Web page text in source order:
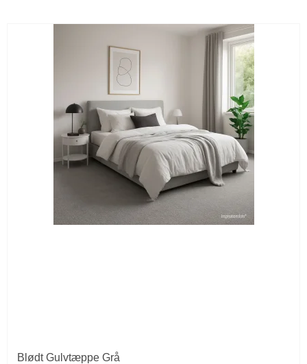
Blødt Gulvtæppe Grå